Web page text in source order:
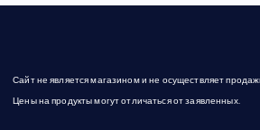
Сайт не является магазином и не осуществляет
Цены на продукты могут отличаться от заявленных.